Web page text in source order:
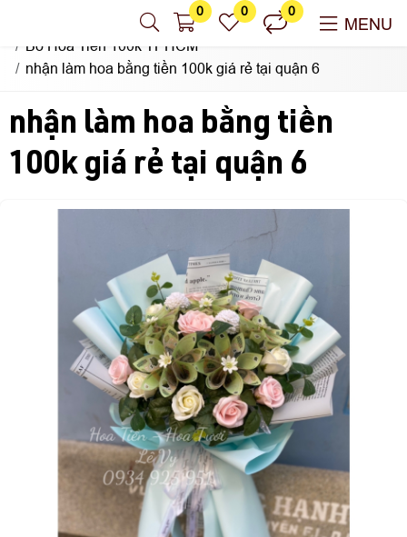
0 0 0
MENU
Nhận Làm Hoa Tiền Sài Gòn
Bó Hoa Tiền 100k TPHCM
nhận làm hoa bằng tiền 100k giá rẻ tại quận 6
nhận làm hoa bằng tiền
100k giá rẻ tại quận 6